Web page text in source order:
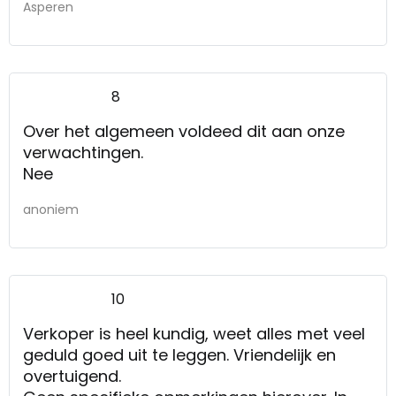
Asperen
8
Over het algemeen voldeed dit aan onze
verwachtingen.
Nee
anoniem
10
Verkoper is heel kundig, weet alles met veel
geduld goed uit te leggen. Vriendelijk en
overtuigend.